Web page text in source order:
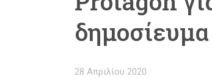
δημοσίευμα
28 Απριλίου 2020